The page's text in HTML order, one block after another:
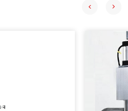
同步显示。
控制技术、计算机技术、信息技
术和专家系统，提供自动化整体解